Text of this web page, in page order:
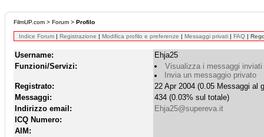
FilmUP.com > Forum > Profilo
Indice Forum | Registrazione | Modifica profilo e preferenze | Messaggi privati | FAQ |
Username:
Ehja25
Funzioni/Servizi:
Visualizza i messaggi
Invia un messaggio privato
Registrato:
22 Apr 2004 (0.05 Messaggi al
Messaggi:
434 (0.03% sul totale)
Indirizzo email:
Ehja25@supereva.it
ICQ Numero:
AIM: